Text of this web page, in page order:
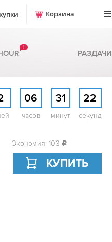
Корзина
!
РАЗДАЧИ
06
часов
31
минут
21
секунд
Экономия: 103 c
КУПИТЬ